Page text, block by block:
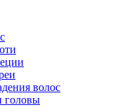
волос
головы